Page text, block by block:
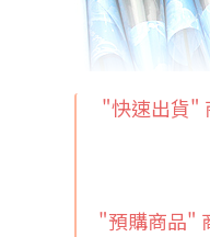
"快速出貨"
"預購商品"